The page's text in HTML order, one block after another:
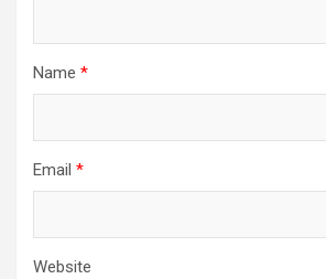
Name *
Email *
Website